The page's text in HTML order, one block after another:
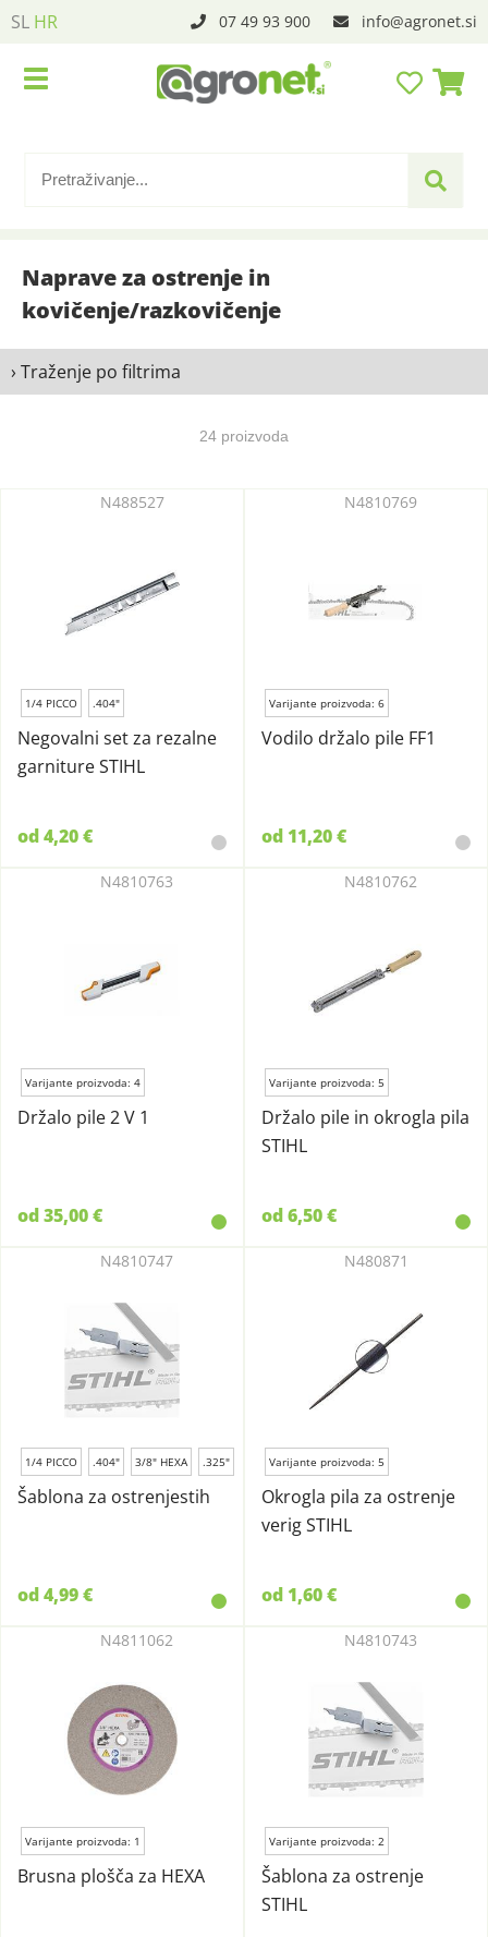
SL HR 07 49 93 900 info agronet.si
Naprave za ostrenje in
kovičenje/razkovičenje
› Traženje po filtrima
24 proizvoda
1/4 PICCO .404"
Negovalni set za rezalne
garniture STIHL
N488527
od 4,20 €
Varijante proizvoda: 6
Vodilo držalo pile FF1
N4810769
od 11,20 €
Varijante proizvoda: 4
Držalo pile 2 V 1
N4810763
od 35,00 €
Varijante proizvoda: 5
Držalo pile in okrogla pila
STIHL
N4810762
od 6,50 €
1/4 PICCO .404" 3/8" HEXA .325"
Šablona za ostrenjestih
N4810747
od 4,99 €
Varijante proizvoda: 5
Okrogla pila za ostrenje
verig STIHL
N480871
od 1,60 €
Varijante proizvoda: 1
Brusna plošča za HEXA
N4811062
Varijante proizvoda: 2
Šablona za ostrenje
STIHL
N4810743